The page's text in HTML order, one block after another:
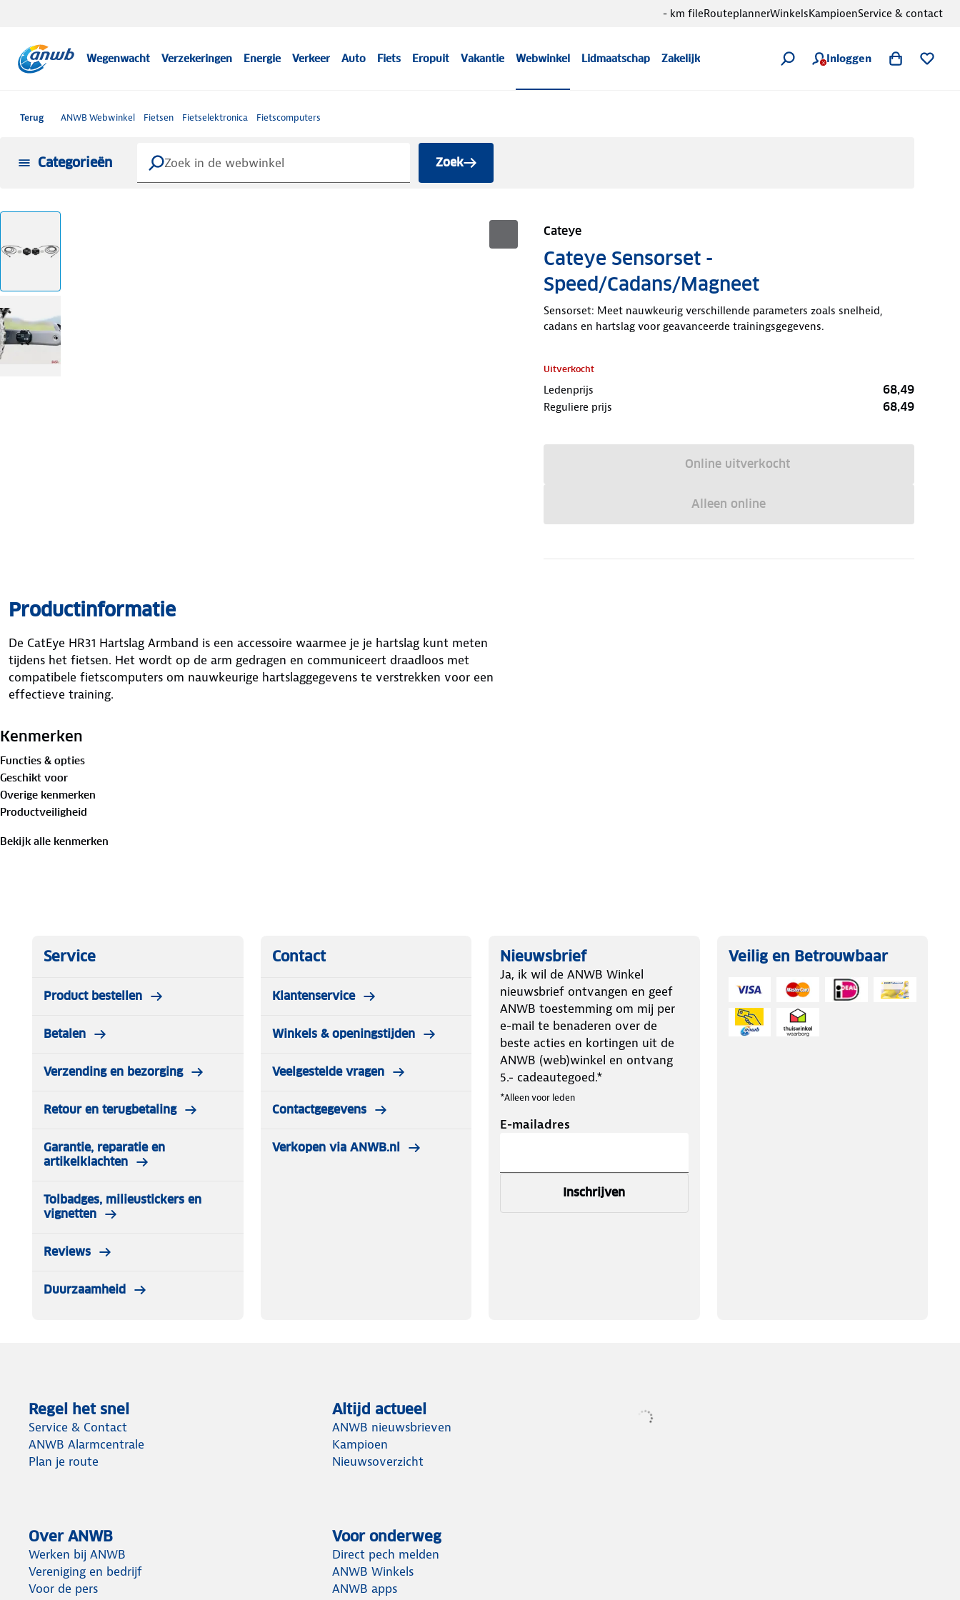
Wegenwacht Verzekeringen Energie Verkeer Auto Fiets Eropuit Vakantie Webwinkel Lidmaatschap Zakelijk Inloggen
- km fileRouteplannerWinkelsKampioenService & contact
Terug ANWB Webwinkel Fietsen Fietselektronica Fietscomputers
Categorieën Zoek
Cateye
Cateye Sensorset -
Speed/Cadans/Magneet
Sensorset: Meet nauwkeurig verschillende parameters zoals snelheid,
cadans en hartslag voor geavanceerde trainingsgegevens.
Uitverkocht
Ledenprijs 68,49
Reguliere prijs 68,49
Online uitverkocht
Alleen online
Productinformatie
De CatEye HR31 Hartslag Armband is een accessoire waarmee je je hartslag kunt meten
tijdens het fietsen. Het wordt op de arm gedragen en communiceert draadloos met
compatibele fietscomputers om nauwkeurige hartslaggegevens te verstrekken voor een
effectieve training.
Kenmerken
Functies & opties
Geschikt voor
Overige kenmerken
Productveiligheid
Bekijk alle kenmerken
Service
Product bestellen
Betalen
Verzending en bezorging
Retour en terugbetaling
Garantie, reparatie en
artikelklachten
Tolbadges, milieustickers en
vignetten
Reviews
Duurzaamheid
Contact
Klantenservice
Winkels & openingstijden
Veelgestelde vragen
Contactgegevens
Verkopen via ANWB.nl
Nieuwsbrief
Ja, ik wil de ANWB Winkel
nieuwsbrief ontvangen en geef
ANWB toestemming om mij per
e-mail te benaderen over de
beste acties en kortingen uit de
ANWB (web)winkel en ontvang
5.- cadeautegoed.*
*Alleen voor leden
E-mailadres
Inschrijven
Veilig en Betrouwbaar
Regel het snel
Service & Contact
ANWB Alarmcentrale
Plan je route
Altijd actueel
ANWB nieuwsbrieven
Kampioen
Nieuwsoverzicht
Over ANWB
Werken bij ANWB
Vereniging en bedrijf
Voor de pers
Voor onderweg
Direct pech melden
ANWB Winkels
ANWB apps